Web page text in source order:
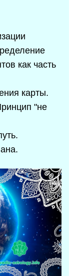
как часть
карты.
"не